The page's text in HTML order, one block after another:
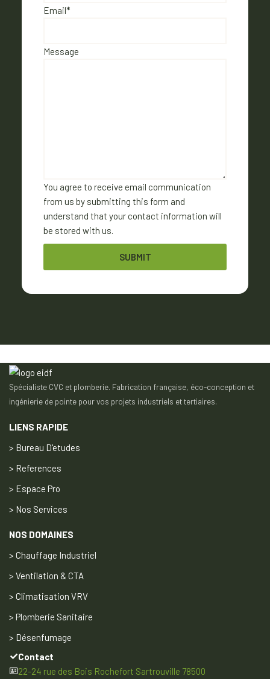
Email*
Message
You agree to receive email communication
from us by submitting this form and
understand that your contact information will
be stored with us.
SUBMIT
Spécialiste CVC et plomberie. Fabrication française, éco-conception et
ingénierie de pointe pour vos projets industriels et tertiaires.
LIENS RAPIDE
> Bureau D'etudes
> References
> Espace Pro
> Nos Services
NOS DOMAINES
> Chauffage Industriel
> Ventilation & CTA
> Climatisation VRV
> Plomberie Sanitaire
> Désenfumage
Contact
22-24 rue des Bois Rochefort Sartrouville 78500